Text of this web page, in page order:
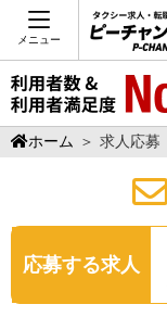
メニュー
ホーム ＞ 求人応募
応募する求人